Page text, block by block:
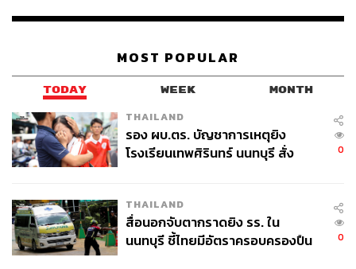
อุปสรรคร้ายแรงทั้งในทางการเงิน กฎหมาย และการดำเนิน
งาน เพราะถูกคว่ำบาตรจากนานาชาติ ทำให้ไม่มีหลักประกัน
ที่น่าเชื่อถือมากพอ
“การประกันภัยทางทะเลต้องใช้เงินสำรองจำนวนมหาศาล
และต้องได้รับการสนับสนุนด้านการประกันภัยต่อระดับ
คาลิกอธิบายว่า ปัจจุบัน อิหร่านกำลังถูกจำกัดการเข้าถึง
ตลาดการเงินและการประกันภัยทั่วโลก ทำให้หน่วยงาน
กำกับดูแลการเดินเรือและท่าเรือนานาชาติ อาจปฏิเสธใบรับ
MOST POPULAR
TODAY WEEK MONTH
THAILAND
รอง ผบ.ตร. บัญชาการเหตุยิง
โรงเรียนเทพศิรินทร์ นนทบุรี สั่ง
0
THAILAND
สื่อนอกจับตากราดยิง รร. ใน
นนทบุรี ชี้ไทยมีอัตราครอบครองปืน
0